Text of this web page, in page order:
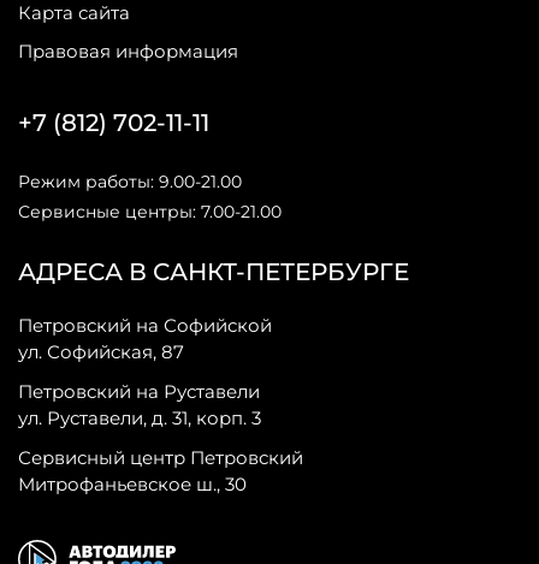
Карта сайта
Правовая информация
АДРЕСА В САНКТ-ПЕТЕРБУРГЕ
Петровский на Софийской
ул. Софийская, 87
Петровский на Руставели
ул. Руставели, д. 31, корп. 3
Сервисный центр Петровский
Митрофаньевское ш., 30
+7 (812) 702-11-11
Режим работы: 9.00-21.00
Сервисные центры: 7.00-21.00